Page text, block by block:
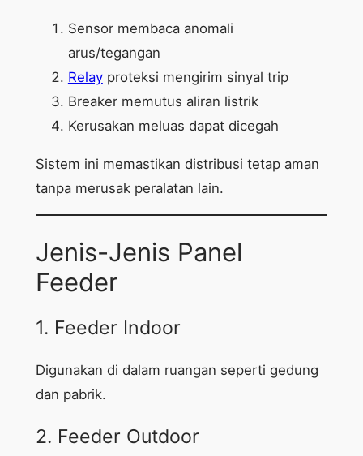
Sensor membaca anomali
arus/tegangan
Relayproteksi mengirim sinyal trip
Breaker memutus aliran listrik
Kerusakan meluas dapat dicegah
Sistem ini memastikan distribusi tetap aman
tanpa merusak peralatan lain.
Jenis-Jenis Panel
Feeder
1. Feeder Indoor
Digunakan di dalam ruangan seperti gedung
dan pabrik.
2. Feeder Outdoor